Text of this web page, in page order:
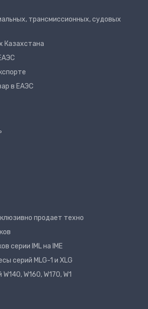
трансмиссионных, судовых
Казахстана
в ЕАЭС
продает техно
серии IML на IME
серий MLG-1 и XLG
W160, W170, W1